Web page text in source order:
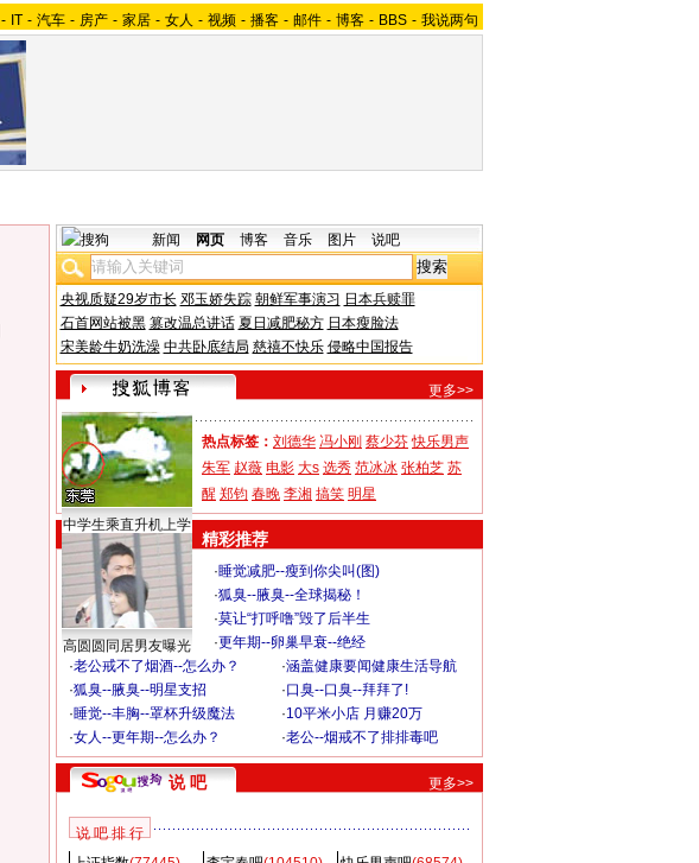
- IT - 汽车 - 房产 - 家居 - 女人 - 视频 - 播客 - 邮件 - 博客 - BBS - 我说两句
新闻 网页 博客 音乐 图片 说吧
央视质疑29岁市长 邓玉娇失踪 朝鲜军事演习 日本兵赎罪
石首网站被黑 篡改温总讲话 夏日减肥秘方 日本瘦脸法
宋美龄牛奶洗澡 中共卧底结局 慈禧不快乐 侵略中国报告
更多>>
中学生乘直升机上学
高圆圆同居男友曝光
热点标签： 刘德华 冯小刚 蔡少芬 快乐男声
朱军 赵薇 电影 大s 选秀 范冰冰 张柏芝 苏
醒 郑钧 春晚 李湘 搞笑 明星
精彩推荐
·睡觉减肥--瘦到你尖叫(图)
·狐臭--腋臭--全球揭秘！
·莫让“打呼噜”毁了后半生
·更年期--卵巢早衰--绝经
·老公戒不了烟酒--怎么办？ ·涵盖健康要闻健康生活导航
·狐臭--腋臭--明星支招 ·口臭--口臭--拜拜了!
·睡觉--丰胸--罩杯升级魔法 ·10平米小店 月赚20万
·女人--更年期--怎么办？ ·老公--烟戒不了排排毒吧
说 吧 更多>>
说 吧 排 行